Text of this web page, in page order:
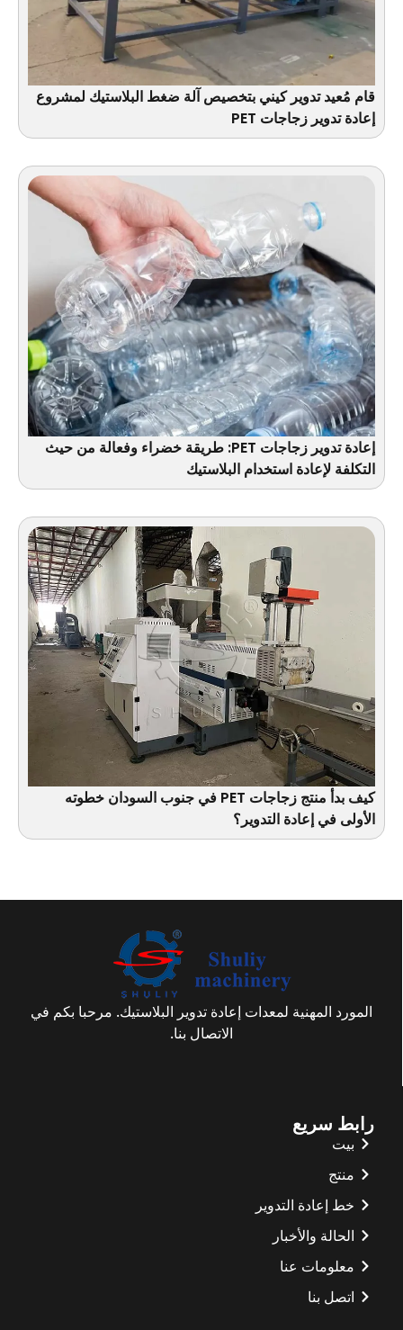
قام مُعيد تدوير كيني بتخصيص آلة ضغط البلاستيك لمشروع
إعادة تدوير زجاجات PET
إعادة تدوير زجاجات PET: طريقة خضراء وفعالة من حيث
التكلفة لإعادة استخدام البلاستيك
كيف بدأ منتج زجاجات PET في جنوب السودان خطوته
الأولى في إعادة التدوير؟
المورد المهنية لمعدات إعادة تدوير البلاستيك. مرحبا بكم في
الاتصال بنا.
رابط سريع
بيت
منتج
خط إعادة التدوير
الحالة والأخبار
معلومات عنا
اتصل بنا